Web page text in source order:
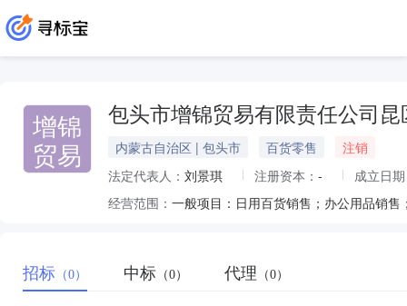
增锦
贸易
包头市增锦贸易有限责任公司昆
内蒙古自治区 | 包头市 百货零售
注销
法定代表人： 刘景琪 注册资本： -
成立日
经营范围：
招标 （0） 中标 （0） 代理 （0）